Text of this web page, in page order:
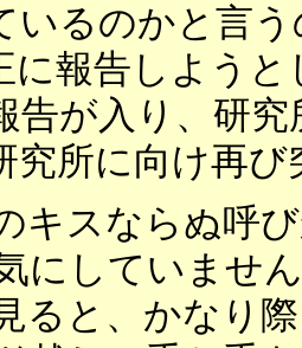
いるのかと言
報告しようと
告が入り、研
究所に向け再
キスならぬ呼
にしていませ
ると、かなり